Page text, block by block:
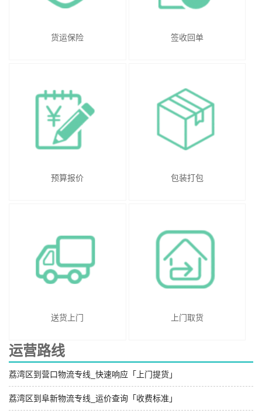
货运保险 签收回单
预算报价 包装打包
送货上门 上门取货
运营路线
荔湾区到营口物流专线_快速响应「上门提货」
荔湾区到阜新物流专线_运价查询「收费标准」